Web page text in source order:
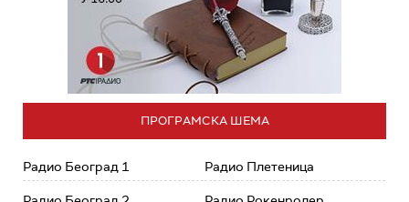
ПРОГРАМСКА ШЕМА
Радио Београд 1 Радио Плетеница